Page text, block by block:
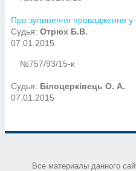
Про зупинення провадження у
Судья: Отрюх Б.В.
07.01.2015
№757/93/15-к
Судья: Білоцерківець О. А.
07.01.2015
Все материалы данного